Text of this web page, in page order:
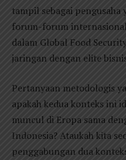
tampil sebagai
forum-forum
dalam Global Food
jaringan dengan elite
Pertanyaan metodologis
apakah kedua konteks ini
muncul di Eropa sama
Indonesia? Ataukah kita
penggabungan dua